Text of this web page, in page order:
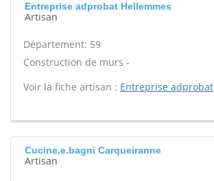
Entreprise adprobat Hellemmes
Artisan
Département: 59
Construction de murs -
Voir la fiche artisan : Entreprise adprobat
Cucine.e.bagni Carqueiranne
Artisan